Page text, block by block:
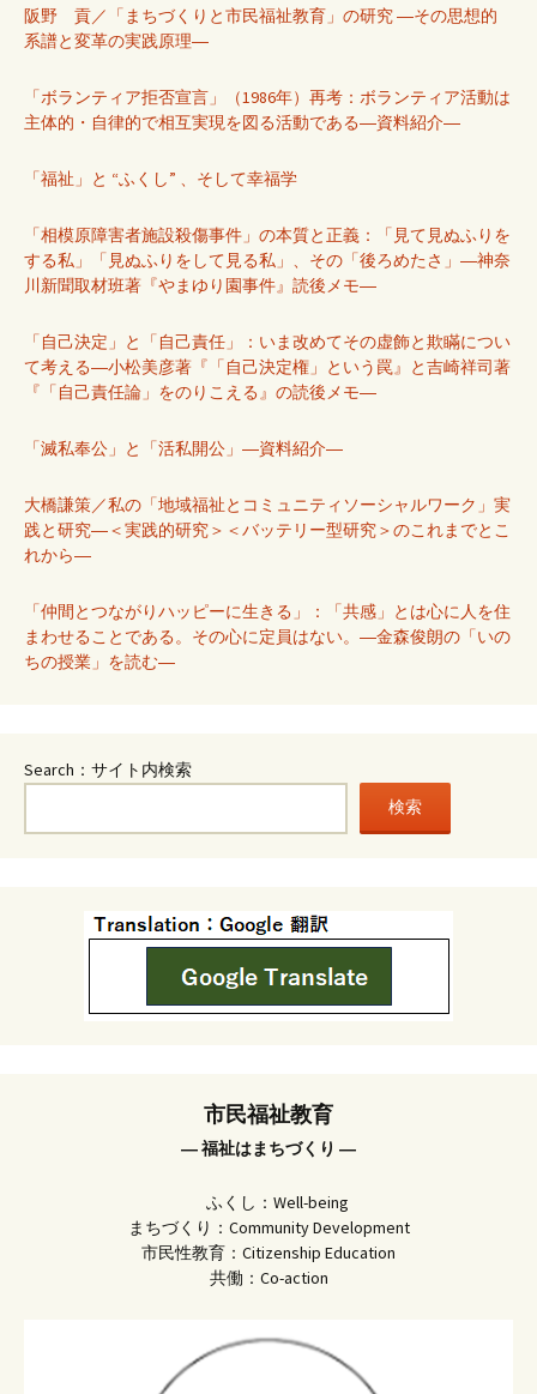
阪野 貢／「まちづくりと市民福祉教育」の研究 ―その思想的
系譜と変革の実践原理―
「ボランティア拒否宣言」（1986年）再考：ボランティア活動は
主体的・自律的で相互実現を図る活動である―資料紹介―
「福祉」と “ふくし” 、そして幸福学
「相模原障害者施設殺傷事件」の本質と正義：「見て見ぬふりを
する私」「見ぬふりをして見る私」、その「後ろめたさ」―神奈
川新聞取材班著『やまゆり園事件』読後メモ―
「自己決定」と「自己責任」：いま改めてその虚飾と欺瞞につい
て考える―小松美彦著『「自己決定権」という罠』と吉崎祥司著
『「自己責任論」をのりこえる』の読後メモ―
「滅私奉公」と「活私開公」―資料紹介―
大橋謙策／私の「地域福祉とコミュニティソーシャルワーク」実
践と研究―＜実践的研究＞＜バッテリー型研究＞のこれまでとこ
れから―
「仲間とつながりハッピーに生きる」：「共感」とは心に人を住
まわせることである。その心に定員はない。―金森俊朗の「いの
ちの授業」を読む―
Search：サイト内検索
検索
市民福祉教育
― 福祉はまちづくり ―
ふくし：Well-being
まちづくり：Community Development
市民性教育：Citizenship Education
共働：Co-action